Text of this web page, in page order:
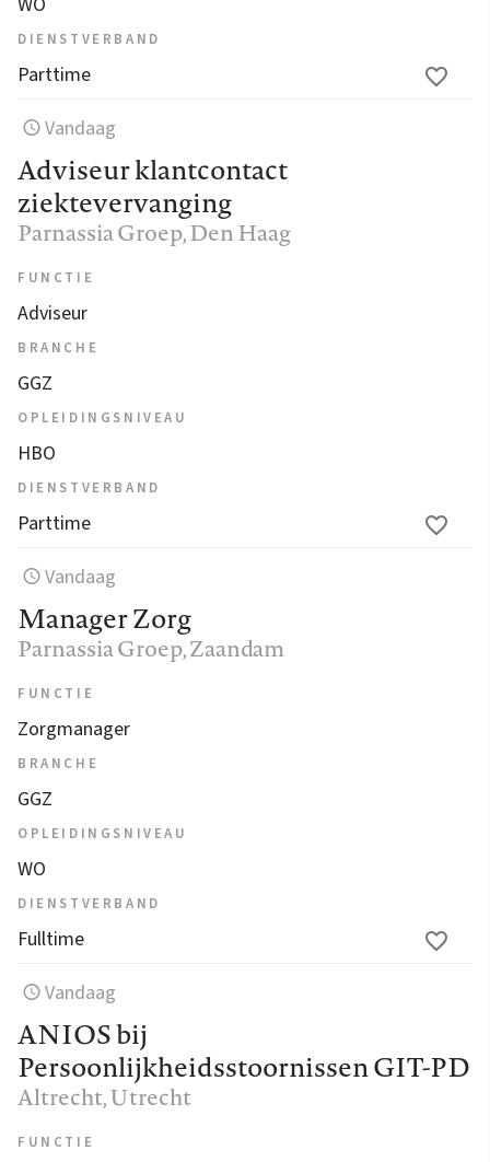
DIENSTVERBAND
Parttime
Vandaag
Adviseur klantcontact
ziektevervanging
Parnassia Groep, Den Haag
FUNCTIE
Adviseur
BRANCHE
GGZ
OPLEIDINGSNIVEAU
HBO
DIENSTVERBAND
Parttime
Vandaag
Manager Zorg
Parnassia Groep, Zaandam
FUNCTIE
Zorgmanager
BRANCHE
GGZ
OPLEIDINGSNIVEAU
WO
DIENSTVERBAND
Fulltime
Vandaag
ANIOS bij
Persoonlijkheidsstoornissen GIT-PD
Altrecht, Utrecht
FUNCTIE